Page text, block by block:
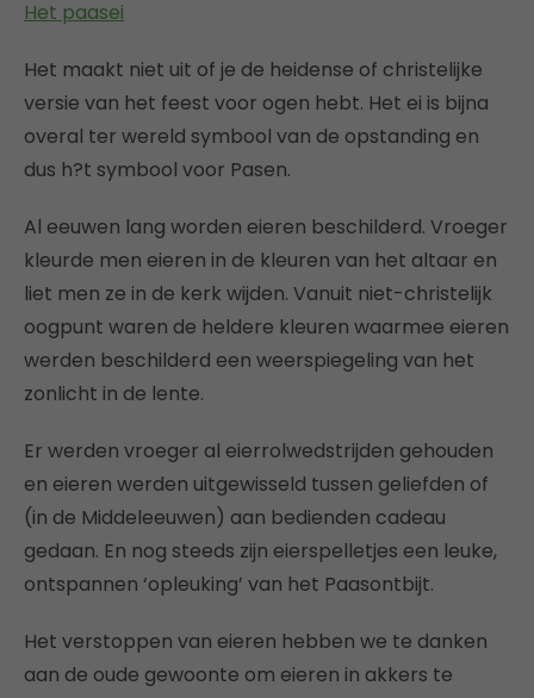
Het paasei
Het maakt niet uit of je de heidense of christelijke
versie van het feest voor ogen hebt. Het ei is bijna
overal ter wereld symbool van de opstanding en
dus h?t symbool voor Pasen.
Al eeuwen lang worden eieren beschilderd. Vroeger
kleurde men eieren in de kleuren van het altaar en
liet men ze in de kerk wijden. Vanuit niet-christelijk
oogpunt waren de heldere kleuren waarmee eieren
werden beschilderd een weerspiegeling van het
zonlicht in de lente.
Er werden vroeger al eierrolwedstrijden gehouden
en eieren werden uitgewisseld tussen geliefden of
(in de Middeleeuwen) aan bedienden cadeau
gedaan. En nog steeds zijn eierspelletjes een leuke,
ontspannen ‘opleuking’ van het Paasontbijt.
Het verstoppen van eieren hebben we te danken
aan de oude gewoonte om eieren in akkers te